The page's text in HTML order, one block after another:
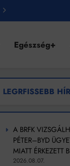
Egészség+
LEGRFISSEBB
A BRFK
PÉTER–BYD
MIATT ÉRKEZETT
2026.08.07.